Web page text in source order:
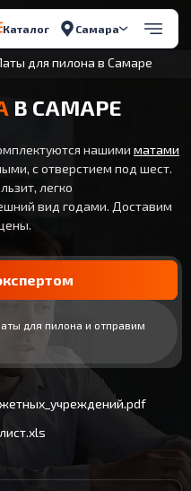
Каталог Самара
для пилона в Самаре
В САМАРЕ
нашими матами
с отверстием под шест.
легко
вид годами. Доставим
для пилона и отправим